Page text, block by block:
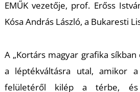
EMŰK vezetője, prof. Erőss
Kósa András László, a Bukaresti
A „Kortárs magyar grafika
a léptékváltásra utal, amikor
felületéről kilép a térbe,